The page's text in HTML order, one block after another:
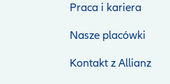
Praca i kariera
Nasze placówki
Kontakt z Allianz